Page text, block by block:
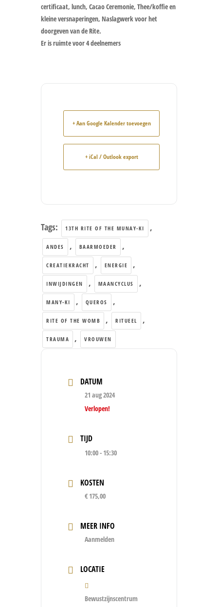
certificaat, lunch, Cacao Ceremonie, Thee/koffie en
kleine versnaperingen, Naslagwerk voor het
doorgeven van de Rite.
Er is ruimte voor 4 deelnemers
+ Aan Google Kalender toevoegen
+ iCal / Outlook export
Tags: 13TH RITE OF THE MUNAY-KI ,
ANDES , BAARMOEDER ,
CREATIEKRACHT , ENERGIE ,
INWIJDINGEN , MAANCYCLUS ,
MANY-KI , QUEROS ,
RITE OF THE WOMB , RITUEEL ,
TRAUMA , VROUWEN
DATUM
21 aug 2024
Verlopen!
TIJD
10:00 - 15:30
KOSTEN
€ 175,00
MEER INFO
Aanmelden
LOCATIE
Bewustzijnscentrum